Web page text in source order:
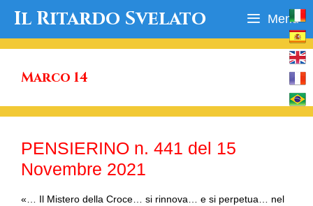
Il Ritardo Svelato Menu
Marco 14
PENSIERINO n. 441 del 15
Novembre 2021
«… Il Mistero della Croce… si rinnova… e si perpetua… nel